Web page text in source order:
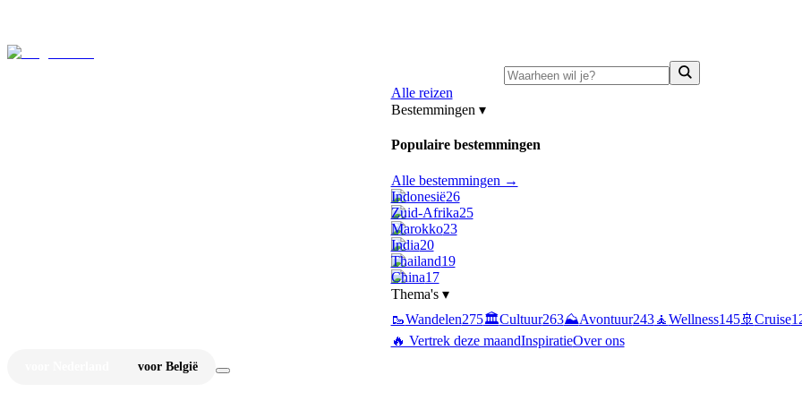
Alle reizen
Bestemmingen ▾
Populaire bestemmingen
Alle bestemmingen →
Indonesië26
Zuid-Afrika25
Marokko23
India20
Thailand19
China17
Thema's ▾
🥾Wandelen275🏛️Cultuur263⛰️Avontuur243🧘Wellness145🚢 Cruise
🔥 Vertrek deze maandInspiratieOver ons
voor België